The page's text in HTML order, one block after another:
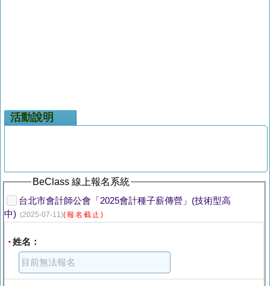
活動說明
BeClass 線上報名系統
台北市會計師公會「2025會計種子薪傳營」(技術型高
中) (2025-07-11)(報名截止)
* 姓名：